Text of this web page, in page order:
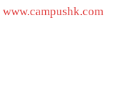
www.campushk.com